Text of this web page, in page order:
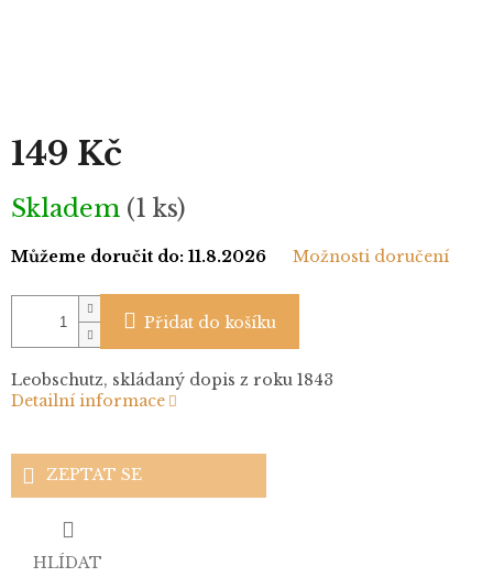
149 Kč
Měrná
cena:
Skladem (1 ks)
Můžeme doručit do: 11.8.2026 Možnosti doručení
Přidat do košíku
Leobschutz, skládaný dopis z roku 1843
Detailní informace
ZEPTAT SE
HLÍDAT